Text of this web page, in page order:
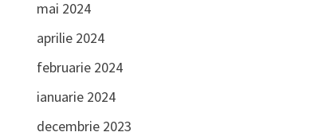
mai 2024
aprilie 2024
februarie 2024
ianuarie 2024
decembrie 2023